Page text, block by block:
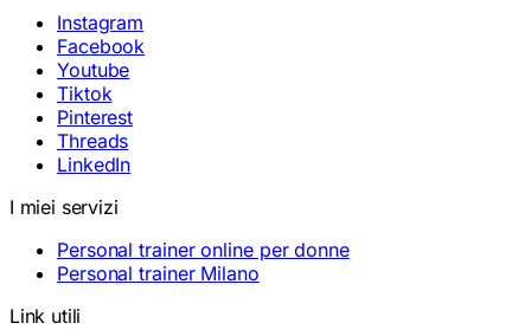
Instagram
Facebook
Youtube
Tiktok
Pinterest
Threads
LinkedIn
I miei servizi
Personal trainer online per donne
Personal trainer Milano
Link utili